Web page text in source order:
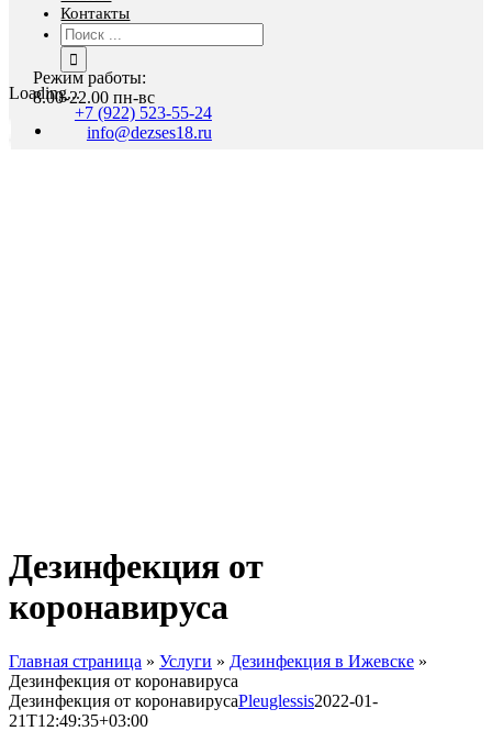
Контакты
Результат
поиска:
Режим работы:
8.00-22.00 пн-вс
+7 (922) 523-55-24
info@dezses18.ru
Loading...
Дезинфекция от
коронавируса
Главная страница » Услуги » Дезинфекция в Ижевске »
Дезинфекция от коронавируса
Дезинфекция от коронавирусаPleuglessis2022-01-
21T12:49:35+03:00